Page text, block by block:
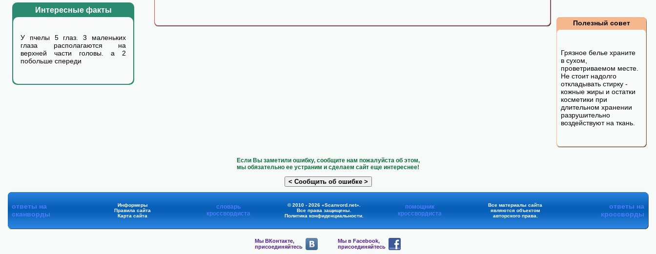
Интересные факты
У пчелы 5 глаз. 3 маленьких
глаза располагаются на
верхней части головы. а 2
побольше спереди
Полезный совет
Грязное белье храните
в сухом,
проветриваемом месте.
Не стоит надолго
откладывать стирку -
кожные жиры и остатки
косметики при
длительном хранении
разрушительно
воздействуют на ткань.
Если Вы заметили ошибку, сообщите нам пожалуйста об этом,
мы обязательно ее устраним и сделаем сайт еще интереснее!
ответы на
сканворды
Информеры
Правила сайта
Карта сайта
словарь
кроссвордиста
© 2010 - 2026 «Scanvord.net».
Все права защищены.
Политика конфиденциальности.
помощник
кроссвордиста
Все материалы сайта
являются объектом
авторского права.
ответы на
кроссворды
Мы ВКонтакте,
присоединяйтесь
Мы в Facebook,
присоединяйтесь